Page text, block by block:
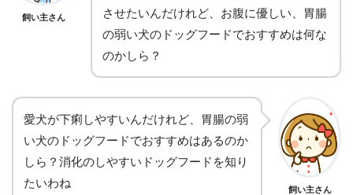
飼い主さん
させたいんだけれど、お腹に優しい、胃腸
の弱い犬のドッグフードでおすすめは何な
のかしら？
愛犬が下痢しやすいんだけれど、胃腸の弱
い犬のドッグフードでおすすめはあるのか
しら？消化のしやすいドッグフードを知り
たいわね
飼い主さん